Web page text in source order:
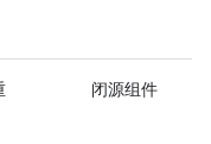
闭源组件